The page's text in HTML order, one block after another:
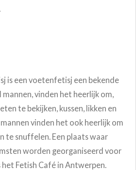
is een voetenfetisj een bekende
mannen, vinden het heerlijk om,
te bekijken, kussen, likken en
vinden het ook heerlijk om
te snuffelen. Een plaats waar
worden georganiseerd voor
Fetish Café in Antwerpen.